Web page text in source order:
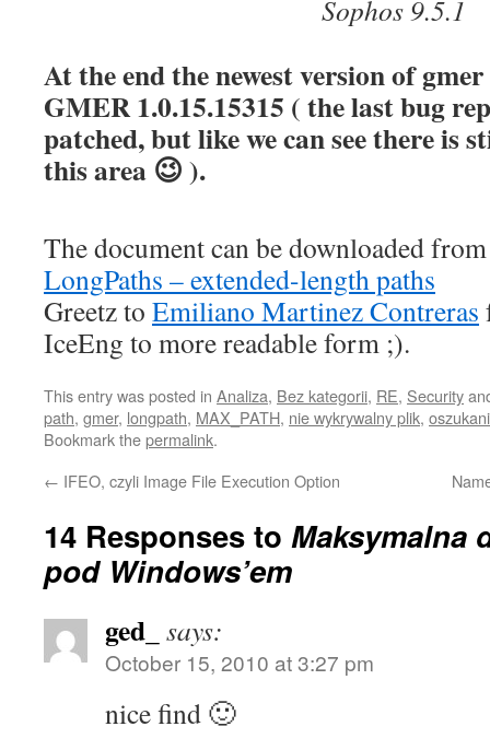
Sophos 9.5.1
At the end the newest version of
GMER 1.0.15.15315 ( the last bug
patched, but like we can see there is
this area 😉 ).
The document can be downloaded
LongPaths – extended-length paths
Greetz to Emiliano Martinez Contreras
IceEng to more readable form ;).
This entry was posted in Analiza, Bez kategorii, RE, Security
path, gmer, longpath, MAX_PATH, nie wykrywalny plik,
Bookmark thepermalink.
← IFEO, czyli Image File Execution Option
14 Responses to Maksymalna
pod Windows’em
ged_ says:
October 15, 2010 at 3:27 pm
nice find 🙂